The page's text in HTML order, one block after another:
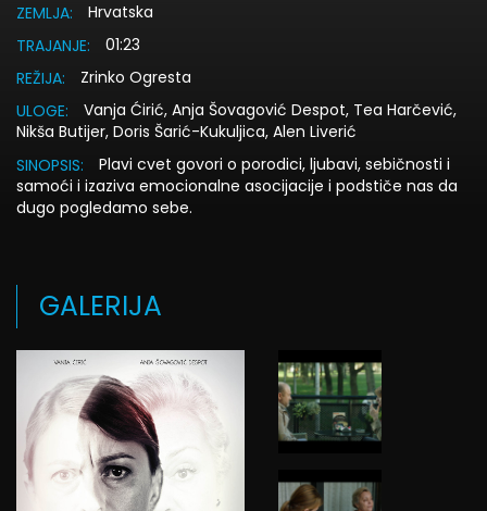
ZEMLJA:
Hrvatska
TRAJANJE:
01:23
REŽIJA:
Zrinko Ogresta
ULOGE:
Vanja Ćirić, Anja Šovagović Despot, Tea Harčević,
Nikša Butijer, Doris Šarić-Kukuljica, Alen Liverić
SINOPSIS:
Plavi cvet govori o porodici, ljubavi, sebičnosti i
samoći i izaziva emocionalne asocijacije i podstiče nas da
dugo pogledamo sebe.
GALERIJA